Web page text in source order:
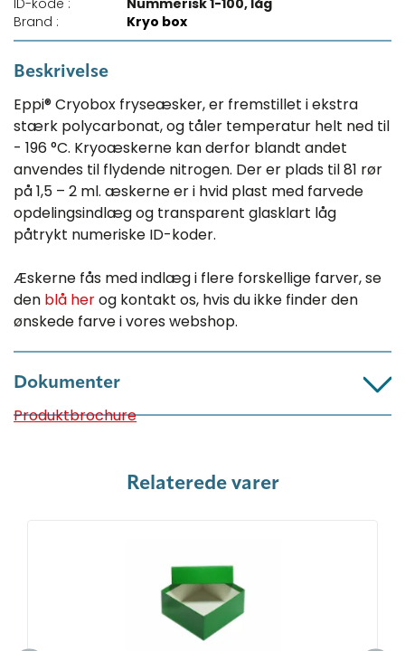
ID-kode :
Nummerisk 1-100, låg
Brand :
Kryo box
Beskrivelse
Eppi® Cryobox fryseæsker, er fremstillet i ekstra
stærk polycarbonat, og tåler temperatur helt ned til
- 196 °C. Kryoæskerne kan derfor blandt andet
anvendes til flydende nitrogen. Der er plads til 81 rør
på 1,5 – 2 ml. æskerne er i hvid plast med farvede
opdelingsindlæg og transparent glasklart låg
påtrykt numeriske ID-koder.
Æskerne fås med indlæg i flere forskellige farver, se
den blå herog kontakt os, hvis du ikke finder den
ønskede farve i vores webshop.
Dokumenter
Produktbrochure
Relaterede varer